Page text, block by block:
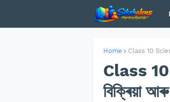
Home Class 10
Class 10
বিক্ৰিয়া